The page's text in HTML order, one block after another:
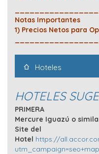
Notas Importantes
1) Precios Netos para
Hoteles
HOTELES
PRIMERA
Mercure Iguazú o
Site del
Hotel https://